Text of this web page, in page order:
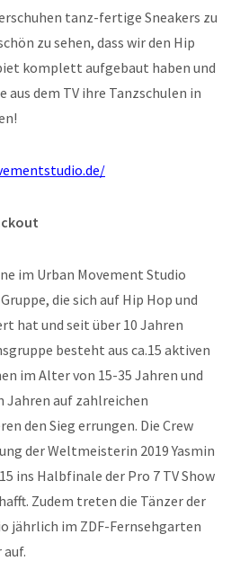
tanz-fertige Sneakers zu
zu sehen, dass wir den Hip
komplett aufgebaut haben und
dem TV ihre Tanzschulen in
im Urban Movement Studio
die sich auf Hip Hop und
hat und seit über 10 Jahren
besteht aus ca.15 aktiven
im Alter von 15-35 Jahren und
Jahren auf zahlreichen
den Sieg errungen. Die Crew
der Weltmeisterin 2019 Yasmin
ins Halbfinale der Pro 7 TV Show
Zudem treten die Tänzer der
jährlich im ZDF-Fernsehgarten